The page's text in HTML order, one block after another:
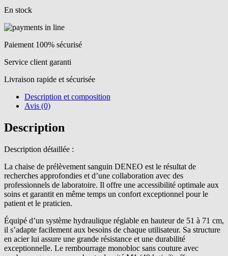
Chaise
prélèvement
En stock
Paiement 100% sécurisé
Service client garanti
Livraison rapide et sécurisée
Description et composition
Avis (0)
Description
Description détaillée :
La chaise de prélèvement sanguin DENEO est le résultat de
recherches approfondies et d’une collaboration avec des
professionnels de laboratoire. Il offre une accessibilité optimale aux
soins et garantit en même temps un confort exceptionnel pour le
patient et le praticien.
Équipé d’un système hydraulique réglable en hauteur de 51 à 71 cm,
il s’adapte facilement aux besoins de chaque utilisateur. Sa structure
en acier lui assure une grande résistance et une durabilité
exceptionnelle. Le rembourrage monobloc sans couture avec